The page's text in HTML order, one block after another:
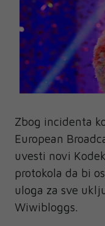
Zbog incidenta
European
uvesti novi
protokola da bi
uloga za sve
Wiwibloggs.